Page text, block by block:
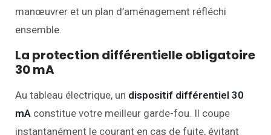
manœuvrer et un plan d’aménagement réfléchi
ensemble.
La protection différentielle obligatoire
30 mA
Au tableau électrique, un dispositif différentiel 30
mA constitue votre meilleur garde-fou. Il coupe
instantanément le courant en cas de fuite, évitant